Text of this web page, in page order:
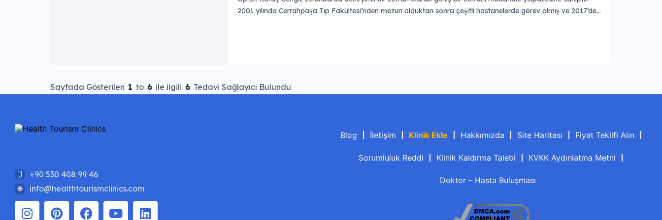
2001 yılında Cerrahpaşa Tıp Fakültesi’nden mezun olduktan sonra çeşitli hastanelerde görev almış ve 2017’den
Sayfada Gösterilen 1 to 6 ile ilgili 6 Tedavi Sağlayıcı Bulundu
+90 530 408 99 46
info@healthtourismclinics.com
Blog İletişim Klinik Ekle Hakkımızda Site Haritası Fiyat Teklifi Alın
Sorumluluk Reddi Klinik Kaldırma Talebi KVKK Aydınlatma Metni
Doktor – Hasta Buluşması